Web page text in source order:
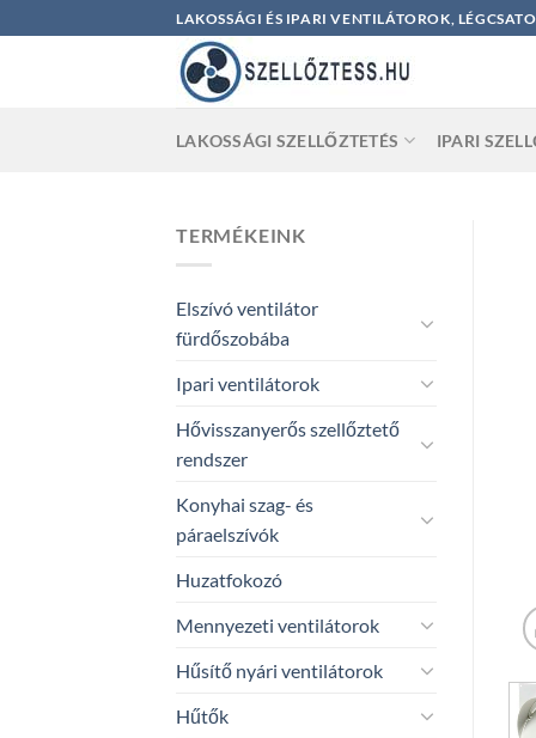
to
LAKOSSÁGI ÉS IPARI VENTILÁTOROK,
LAKOSSÁGI SZELLŐZTETÉS IPARI
TERMÉKEINK
Elszívó ventilátor
fürdőszobába
Ipari ventilátorok
Hővisszanyerős szellőztető
rendszer
Konyhai szag- és
páraelszívók
Huzatfokozó
Mennyezeti ventilátorok
Hűsítő nyári ventilátorok
Hűtők